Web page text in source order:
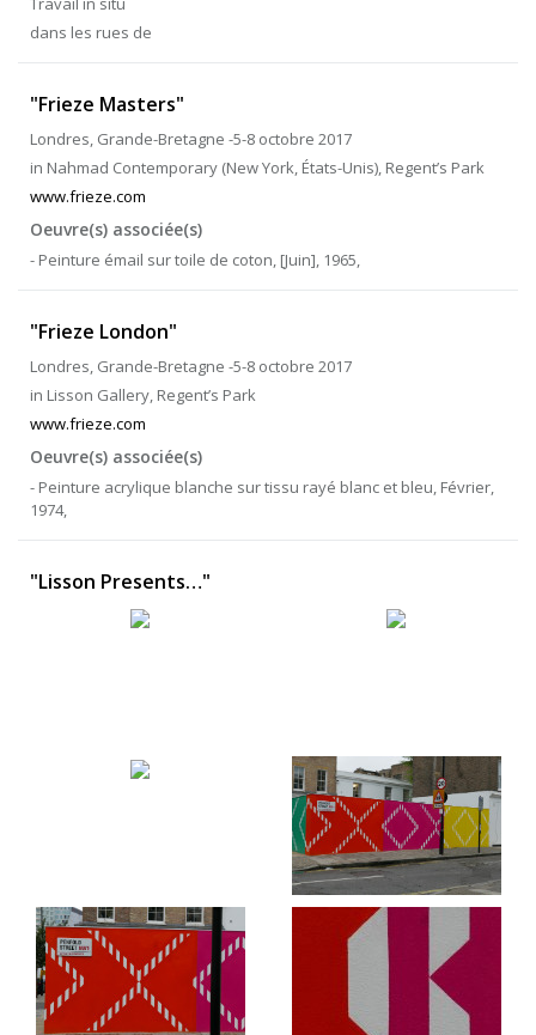
dans les rues de
"Frieze Masters"
Londres, Grande-Bretagne -5-8 octobre 2017
in Nahmad Contemporary (New York, États-Unis), Regent’s Park
www.frieze.com
Oeuvre(s) associée(s)
- Peinture émail sur toile de coton, [Juin], 1965,
"Frieze London"
Londres, Grande-Bretagne -5-8 octobre 2017
in Lisson Gallery, Regent’s Park
www.frieze.com
Oeuvre(s) associée(s)
- Peinture acrylique blanche sur tissu rayé blanc et bleu, Février,
1974,
"Lisson Presents…"